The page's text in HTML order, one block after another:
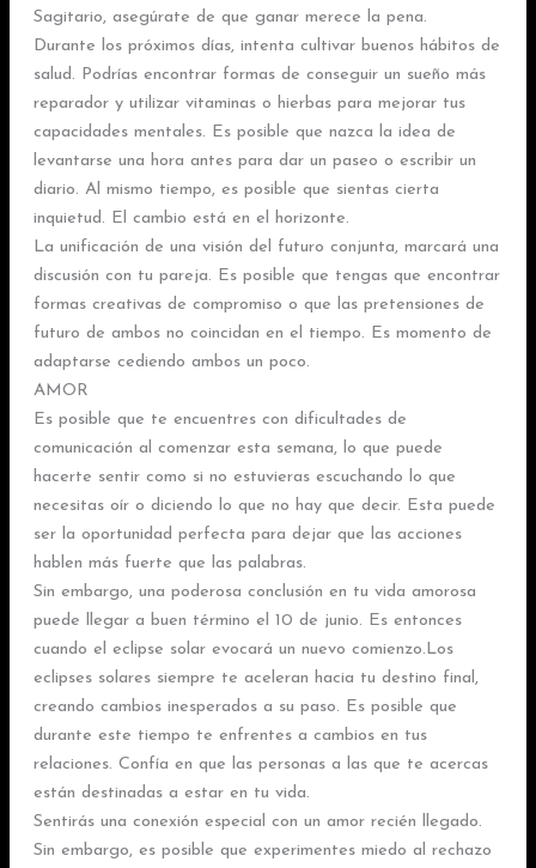
Sagitario, asegúrate de que ganar merece la pena.
Durante los próximos días, intenta cultivar buenos hábitos de
salud. Podrías encontrar formas de conseguir un sueño más
reparador y utilizar vitaminas o hierbas para mejorar tus
capacidades mentales. Es posible que nazca la idea de
levantarse una hora antes para dar un paseo o escribir un
diario. Al mismo tiempo, es posible que sientas cierta
inquietud. El cambio está en el horizonte.
La unificación de una visión del futuro conjunta, marcará una
discusión con tu pareja. Es posible que tengas que encontrar
formas creativas de compromiso o que las pretensiones de
futuro de ambos no coincidan en el tiempo. Es momento de
adaptarse cediendo ambos un poco.
AMOR
Es posible que te encuentres con dificultades de
comunicación al comenzar esta semana, lo que puede
hacerte sentir como si no estuvieras escuchando lo que
necesitas oír o diciendo lo que no hay que decir. Esta puede
ser la oportunidad perfecta para dejar que las acciones
hablen más fuerte que las palabras.
Sin embargo, una poderosa conclusión en tu vida amorosa
puede llegar a buen término el 10 de junio. Es entonces
cuando el eclipse solar evocará un nuevo comienzo.Los
eclipses solares siempre te aceleran hacia tu destino final,
creando cambios inesperados a su paso. Es posible que
durante este tiempo te enfrentes a cambios en tus
relaciones. Confía en que las personas a las que te acercas
están destinadas a estar en tu vida.
Sentirás una conexión especial con un amor recién llegado.
Sin embargo, es posible que experimentes miedo al rechazo